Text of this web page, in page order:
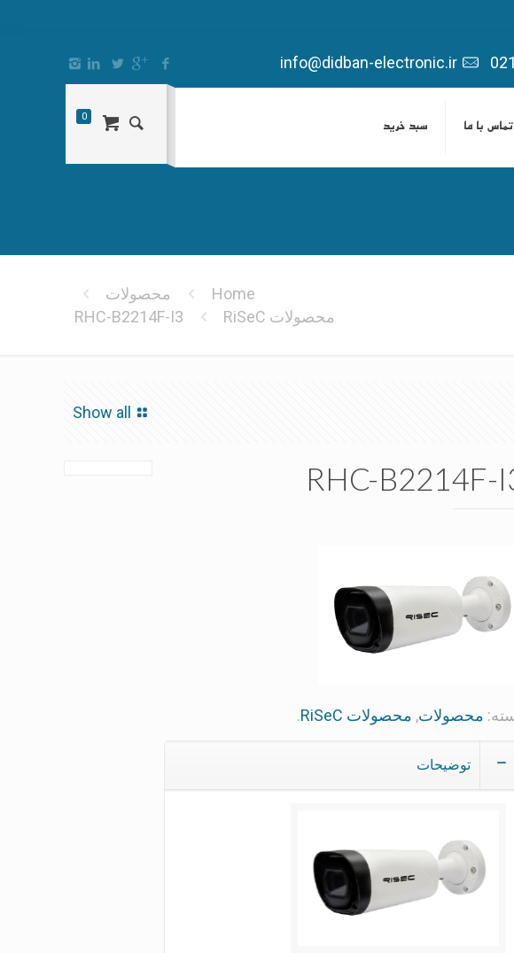
info@didban-electronic.ir
تماس با ما سبد خرید
0
Home
محصولات
محصولات RiSeC
RHC-B2214F-I3
Show all
RHC-B2214F-
محصولات, محصولات RiSeC .
توضیحات